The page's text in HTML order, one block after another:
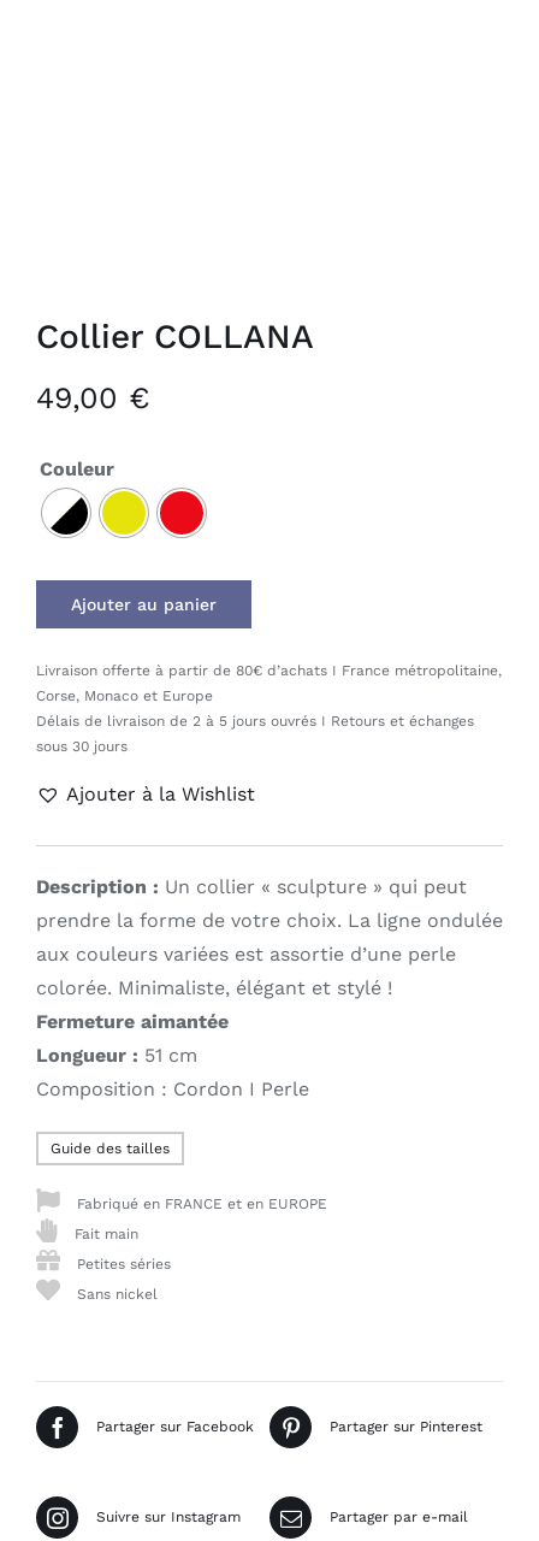
Collier COLLANA
49,00 €
Couleur
Ajouter au panier
Livraison offerte à partir de 80€ d’achats I France métropolitaine,
Corse, Monaco et Europe
Délais de livraison de 2 à 5 jours ouvrés I Retours et échanges
sous 30 jours
Ajouter à la Wishlist
Description : Un collier « sculpture » qui peut
prendre la forme de votre choix. La ligne ondulée
aux couleurs variées est assortie d’une perle
colorée. Minimaliste, élégant et stylé !
Fermeture aimantée
Longueur : 51 cm
Composition : Cordon I Perle
Guide des tailles
Fabriqué en FRANCE et en EUROPE
Fait main
Petites séries
Sans nickel
Partager sur Facebook Partager sur Pinterest
Suivre sur Instagram Partager par e-mail